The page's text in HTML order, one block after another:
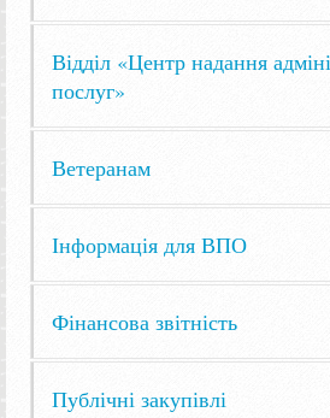
Відділ «Центр надання
послуг»
Ветеранам
Інформація для ВПО
Фінансова звітність
Публічні закупівлі